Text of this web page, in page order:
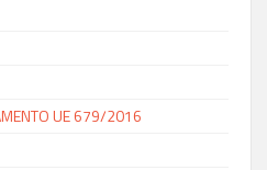
UE 679/2016